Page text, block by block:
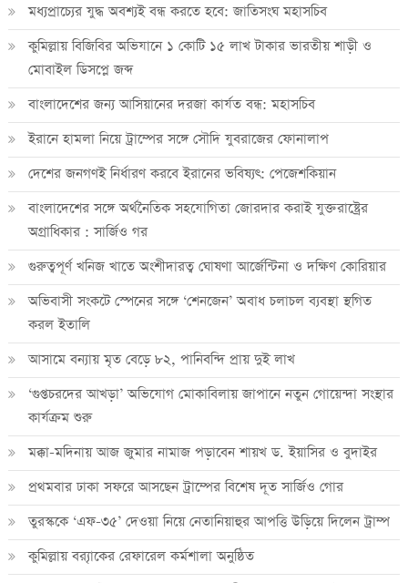
মধ্যপ্রাচ্যের যুদ্ধ অবশ্যই বন্ধ করতে হবে: জাতিসংঘ মহাসচিব
কুমিল্লায় বিজিবির অভিযানে ১ কোটি ১৫ লাখ টাকার ভারতীয় শাড়ী ও
মোবাইল ডিসপ্লে জব্দ
বাংলাদেশের জন্য আসিয়ানের দরজা কার্যত বন্ধ: মহাসচিব
ইরানে হামলা নিয়ে ট্রাম্পের সঙ্গে সৌদি যুবরাজের ফোনালাপ
দেশের জনগণই নির্ধারণ করবে ইরানের ভবিষ্যৎ: পেজেশকিয়ান
বাংলাদেশের সঙ্গে অর্থনৈতিক সহযোগিতা জোরদার করাই যুক্তরাষ্ট্রের
অগ্রাধিকার : সার্জিও গর
গুরুত্বপূর্ণ খনিজ খাতে অংশীদারত্ব ঘোষণা আর্জেন্টিনা ও দক্ষিণ কোরিয়ার
অভিবাসী সংকটে স্পেনের সঙ্গে ‘শেনজেন’ অবাধ চলাচল ব্যবস্থা স্থগিত
করল ইতালি
আসামে বন্যায় মৃত বেড়ে ৮২, পানিবন্দি প্রায় দুই লাখ
‘গুপ্তচরদের আখড়া’ অভিযোগ মোকাবিলায় জাপানে নতুন গোয়েন্দা সংস্থার
কার্যক্রম শুরু
মক্কা-মদিনায় আজ জুমার নামাজ পড়াবেন শায়খ ড. ইয়াসির ও বুদাইর
প্রথমবার ঢাকা সফরে আসছেন ট্রাম্পের বিশেষ দূত সার্জিও গোর
তুরস্ককে ‘এফ-৩৫’ দেওয়া নিয়ে নেতানিয়াহুর আপত্তি উড়িয়ে দিলেন ট্রাম্প
কুমিল্লায় ব্র‍্যাকের রেফারেল কর্মশালা অনুষ্ঠিত